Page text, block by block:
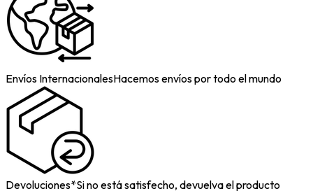
Envíos InternacionalesHacemos envíos por todo el mundo
Devoluciones*Si no está satisfecho, devuelva el producto